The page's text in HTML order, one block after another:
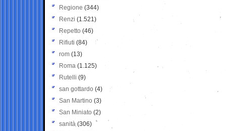
Regione (344)
Renzi (1.521)
Repetto (46)
Rifiuti (84)
rom (13)
Roma (1.125)
Rutelli (9)
san gottardo (4)
San Martino (3)
San Miniato (2)
sanità (306)